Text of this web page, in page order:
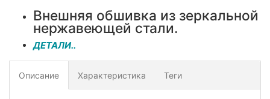
Внешняя обшивка из зеркальной
нержавеющей стали.
ДЕТАЛИ..
Описание Характеристика Теги